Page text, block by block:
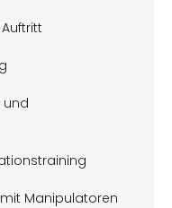
und
Manipulatoren